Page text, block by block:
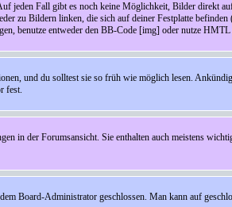
jeden Fall gibt es noch keine Möglichkeit, Bilder direkt
zu Bildern linken, die sich auf deiner Festplatte
benutze entweder den BB-Code [img] oder nutze
und du solltest sie so früh wie möglich lesen.
fest.
in der Forumsansicht. Sie enthalten auch meistens
Board-Administrator geschlossen. Man kann auf